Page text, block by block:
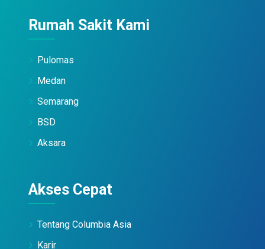
Rumah Sakit Kami
Pulomas
Medan
Semarang
BSD
Aksara
Akses Cepat
Tentang Columbia Asia
Karir